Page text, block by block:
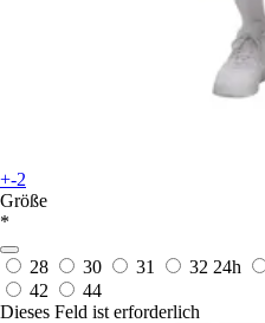
+-2
Größe
*
28 30 31 32 24h
42
44
Dieses Feld ist erforderlich